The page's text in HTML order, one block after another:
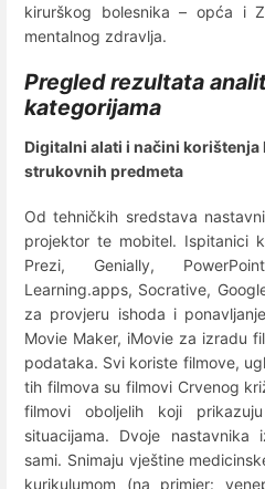
kirurškog bolesnika – opća i
mentalnog zdravlja.
Pregled rezultata
kategorijama
Digitalni alati i načini
strukovnih predmeta
Od tehničkih sredstava
projektor te mobitel. Ispitanici
Prezi, Genially,
Learning.apps, Socrative,
za provjeru ishoda i
Movie Maker, iMovie za izradu
podataka. Svi koriste filmove,
tih filmova su filmovi Crvenog
filmovi oboljelih koji
situacijama. Dvoje nastavnika
sami. Snimaju vještine
kurikulumom (na primjer: